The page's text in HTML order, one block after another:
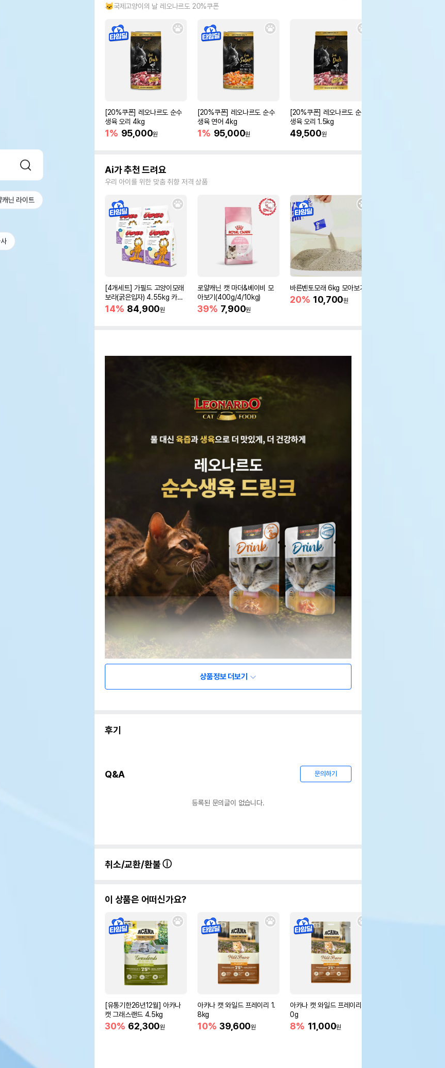
캐닌 라이트
🐱국제고양이의 날 레오나르도 20%쿠폰
[20%쿠폰] 레오나르도 순수
생육 오리 4kg
1% 95,000원
[20%쿠폰] 레오나르도 순수
생육 연어 4kg
1% 95,000원
[20%쿠폰] 레오나르도 순수
생육 오리 1.5kg
49,500원
Ai가 추천 드려요
우리 아이를 위한 맞춤 취향 저격 상품
[4개세트] 가필드 고양이모래
보라(굵은입자) 4.55kg 카사
바모래
14% 84,900원
로얄캐닌 캣 마더&베이비 모
아보기(400g/4/10kg)
39% 7,900원
바른벤토모래 6kg 모아보기
20% 10,700원
상품정보 더보기
후기
Q&A 문의하기
등록된 문의글이 없습니다.
취소/교환/환불
이 상품은 어떠신가요?
[유통기한26년12월] 아카나
캣 그래스랜드 4.5kg
30% 62,300원
아카나 캣 와일드 프레이리 1.
8kg
10% 39,600원
아카나 캣 와일드 프레이리 34
0g
8% 11,000원